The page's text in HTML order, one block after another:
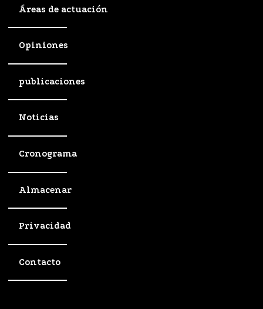
Áreas de actuación
Opiniones
publicaciones
Noticias
Cronograma
Almacenar
Privacidad
Contacto